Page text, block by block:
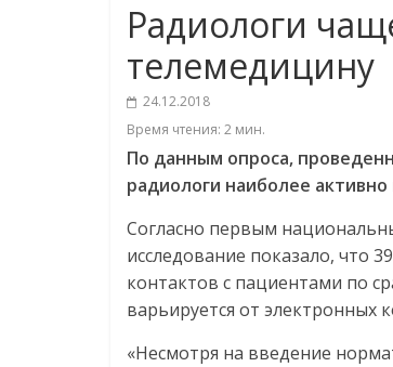
Радиологи
телемедицину
24.12.2018
Время чтения: 2 мин.
По данным опроса,
радиологи наиболее активно
Согласно первым
исследование показало, что
контактов с пациентами по
варьируется от электронных
«Несмотря на введение